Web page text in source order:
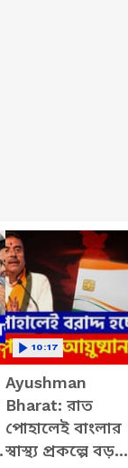
Ayushman
Bharat: রাত
পোহালেই বাংলার
স্বাস্থ্য প্রকল্পে বড়
10:17